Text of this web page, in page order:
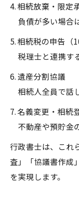
4. 相続放棄・限定
負債が多い場合
5. 相続税の申告（
税理士と連携す
6. 遺産分割協議
相続人全員で話
7. 名義変更・相続
不動産や預貯金
行政書士は、これ
査」「協議書作成
を実現します。